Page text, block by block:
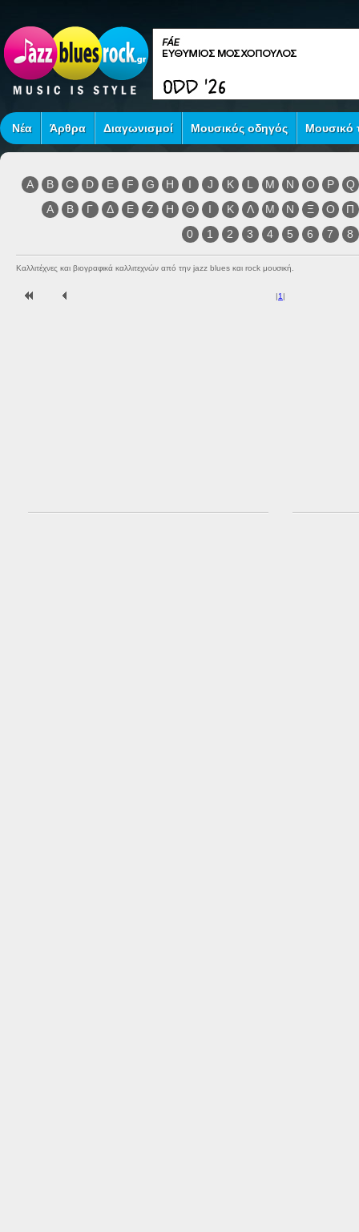
Νέα Άρθρα Διαγωνισμοί Μουσικός οδηγός Μουσικό
A B C D E F G H I J K L M N O P
Q
Α
Β Γ Δ Ε Ζ Η Θ Ι Κ Λ Μ Ν Ξ Ο
Π
0
1 2 3 4 5 6 7 8
Καλλιτέχνες και βιογραφικά καλλιτεχνών από την jazz blues και rock μουσική.
|1 |